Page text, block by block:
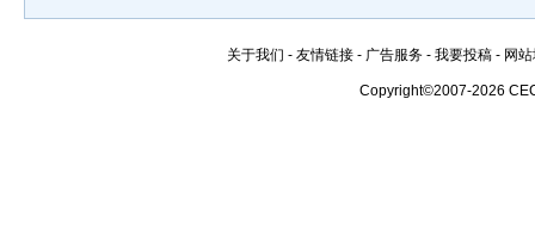
关于我们 - 友情链接 - 广告服务 - 我要投稿 - 网
Copyright©2007-2026